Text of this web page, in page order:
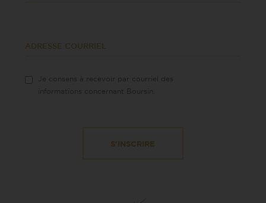
ADRESSE COURRIEL
Je consens à recevoir par courriel des
informations concernant Boursin.